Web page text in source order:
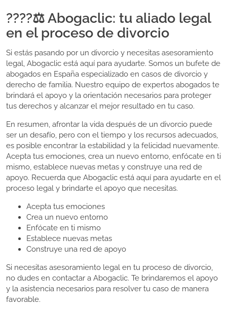
????‍⚖️ Abogaclic: tu aliado legal
en el proceso de divorcio
Si estás pasando por un divorcio y necesitas asesoramiento
legal, Abogaclic está aquí para ayudarte. Somos un bufete de
abogados en España especializado en casos de divorcio y
derecho de familia. Nuestro equipo de expertos abogados te
brindará el apoyo y la orientación necesarios para proteger
tus derechos y alcanzar el mejor resultado en tu caso.
En resumen, afrontar la vida después de un divorcio puede
ser un desafío, pero con el tiempo y los recursos adecuados,
es posible encontrar la estabilidad y la felicidad nuevamente.
Acepta tus emociones, crea un nuevo entorno, enfócate en ti
mismo, establece nuevas metas y construye una red de
apoyo. Recuerda que Abogaclic está aquí para ayudarte en el
proceso legal y brindarte el apoyo que necesitas.
Acepta tus emociones
Crea un nuevo entorno
Enfócate en ti mismo
Establece nuevas metas
Construye una red de apoyo
Si necesitas asesoramiento legal en tu proceso de divorcio,
no dudes en contactar a Abogaclic. Te brindaremos el apoyo
y la asistencia necesarios para resolver tu caso de manera
favorable.